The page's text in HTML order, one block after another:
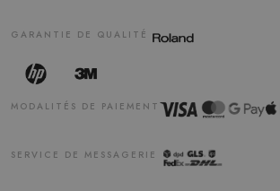
GARANTIE DE QUALITÉ
SERVICE DE MESSAGERIE
MODALITÉS DE PAIEMENT